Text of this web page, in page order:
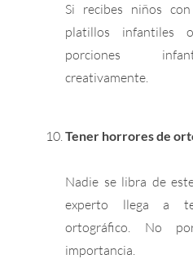
Si recibes niños
platillos infantiles
porciones
creativamente.
Tener horrores de
Nadie se libra de
experto llega a
ortográfico. No
importancia.